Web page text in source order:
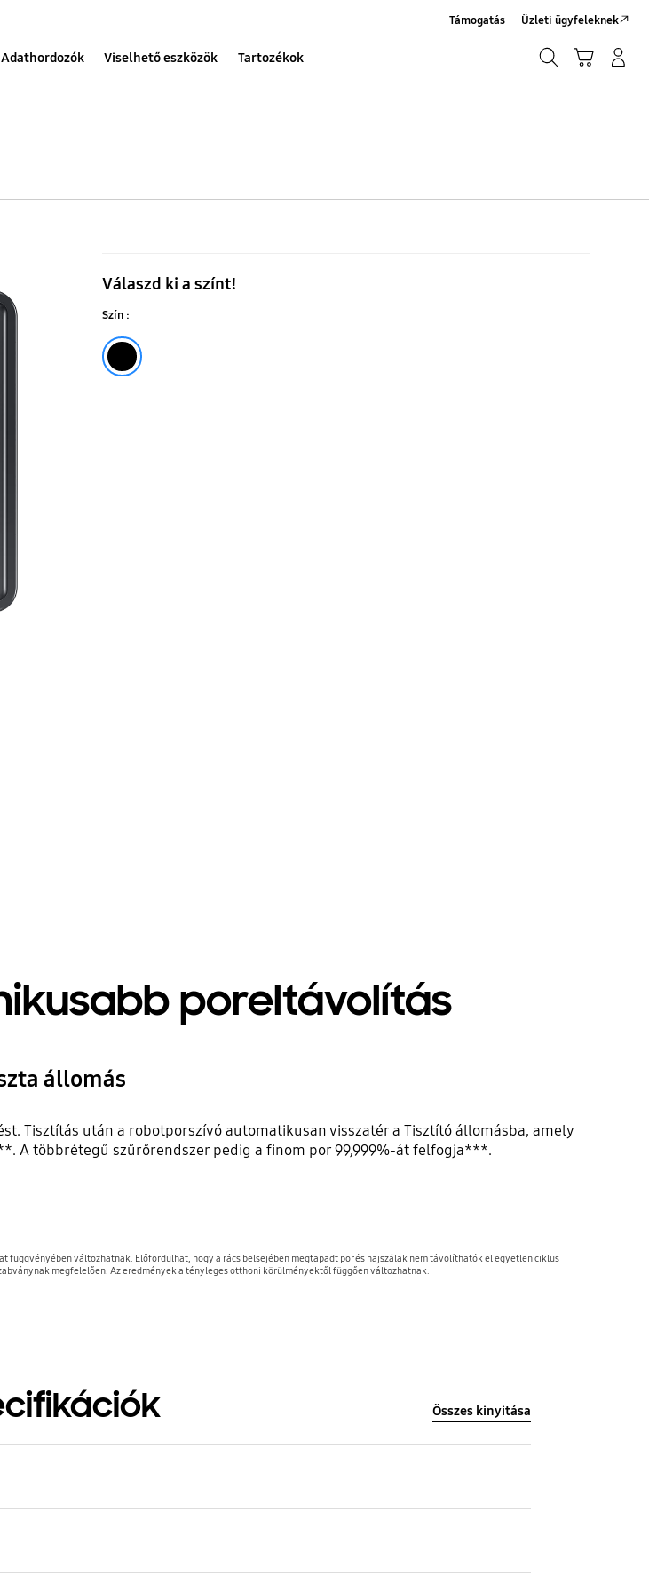
Viselhető eszközök Tartozékok
Támogatás Üzleti ügyfeleknek
Bot™+
robotporszívóhoz
Válaszd ki a színt!
Szín :
poreltávolítás
állomás
Tisztítás után a robotporszívó automatikusan visszatér a Tisztító állomásba, amely
A többrétegű szűrőrendszer pedig a finom por 99,999%-át felfogja***.
változhatnak. Előfordulhat, hogy a rács belsejében megtapadt por és hajszálak nem távolíthatók el egyetlen ciklus
megfelelően. Az eredmények a tényleges otthoni körülményektől függően változhatnak.
Összes kinyitása